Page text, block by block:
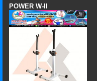
POWER W-II